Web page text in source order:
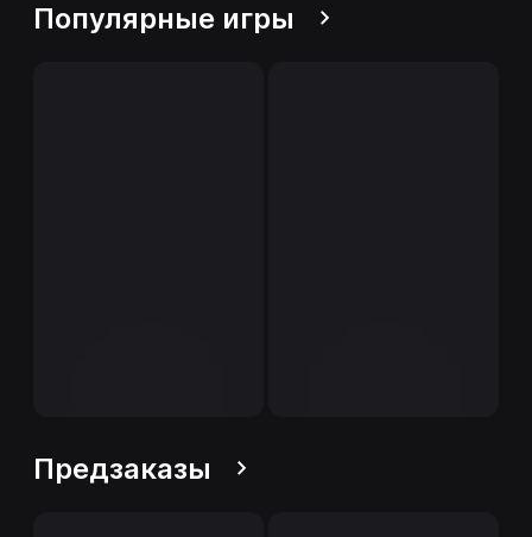
Популярные игры
Предзаказы